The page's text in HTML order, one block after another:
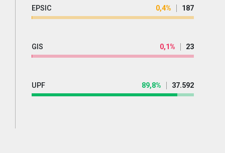
EPSIC 0,4% 187
GIS 0,1% 23
UPF 89,8% 37.592